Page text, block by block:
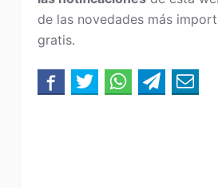
de las novedades más
gratis.